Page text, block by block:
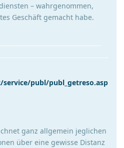
– wahrgenommen,
Geschäft gemacht habe.
publ/publ_getreso.asp
ganz allgemein jeglichen
über eine gewisse Distanz